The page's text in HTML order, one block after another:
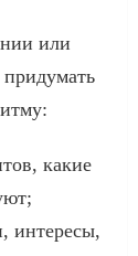
или
какие
интересы,